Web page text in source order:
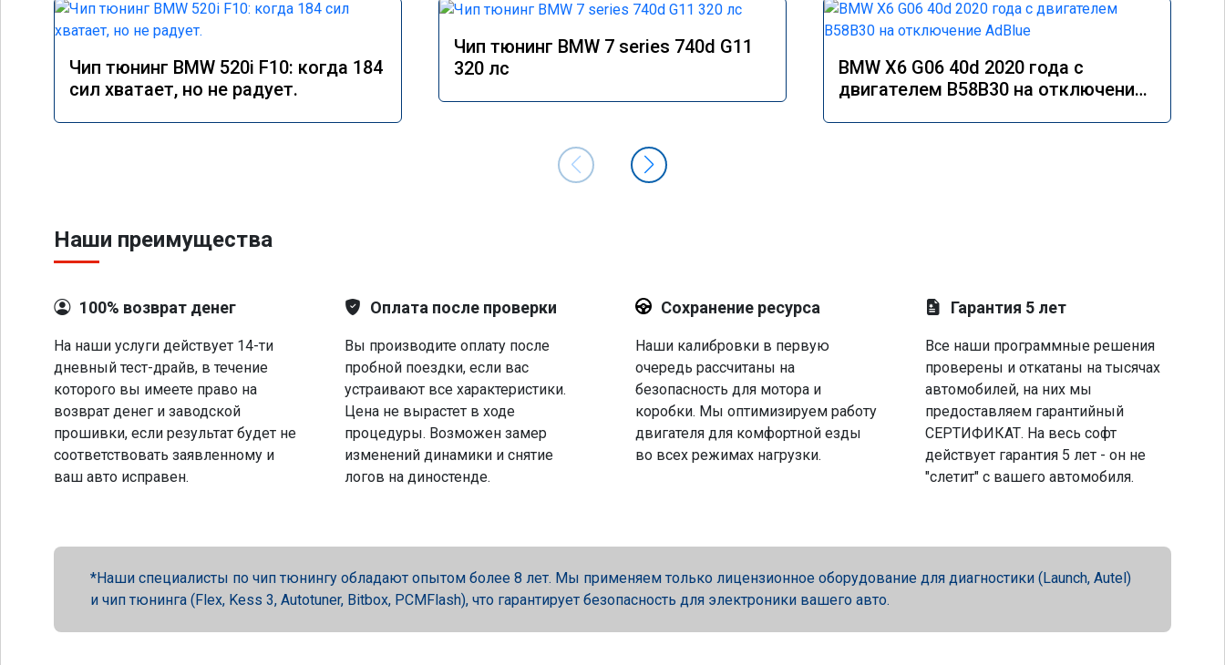
Чип тюнинг BMW 520i F10: когда 184
сил хватает, но не радует.
Чип тюнинг BMW 7 series 740d G11
320 лс
BMW X6 G06 40d 2020 года с
двигателем B58B30 на отключение
Наши преимущества
100% возврат денег
На наши услуги действует 14-ти
дневный тест-драйв, в течение
которого вы имеете право на
возврат денег и заводской
прошивки, если результат будет не
соответствовать заявленному и
ваш авто исправен.
Оплата после проверки
Вы производите оплату после
пробной поездки, если вас
устраивают все характеристики.
Цена не вырастет в ходе
процедуры. Возможен замер
изменений динамики и снятие
логов на диностенде.
Сохранение ресурса
Наши калибровки в первую
очередь рассчитаны на
безопасность для мотора и
коробки. Мы оптимизируем работу
двигателя для комфортной езды
во всех режимах нагрузки.
Гарантия 5 лет
Все наши программные решения
проверены и откатаны на тысячах
автомобилей, на них мы
предоставляем гарантийный
СЕРТИФИКАТ. На весь софт
действует гарантия 5 лет - он не
"слетит" с вашего автомобиля.
Наши специалисты по чип тюнингу обладают опытом более 8 лет. Мы применяем только лицензионное оборудование для диагностики (Launch, Autel)
и чип тюнинга (Flex, Kess 3, Autotuner, Bitbox, PCMFlash), что гарантирует безопасность для электроники вашего авто.